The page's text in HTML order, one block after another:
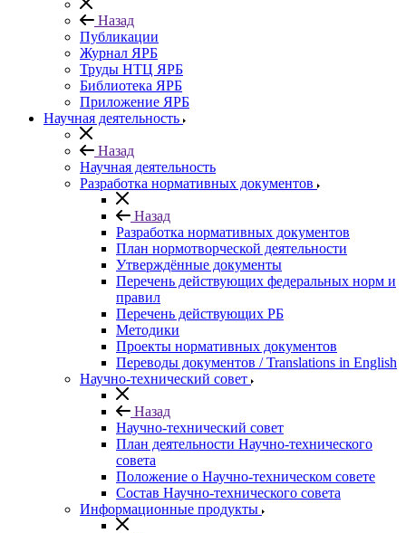
Назад
Публикации
Журнал ЯРБ
Труды НТЦ ЯРБ
Библиотека ЯРБ
Приложение ЯРБ
Научная деятельность
Назад
Научная деятельность
Разработка нормативных документов
Назад
Разработка нормативных документов
План нормотворческой деятельности
Утверждённые документы
Перечень действующих федеральных норм и
правил
Перечень действующих РБ
Методики
Проекты нормативных документов
Переводы документов / Translations in English
Научно-технический совет
Назад
Научно-технический совет
План деятельности Научно-технического
совета
Положение о Научно-техническом совете
Состав Научно-технического совета
Информационные продукты